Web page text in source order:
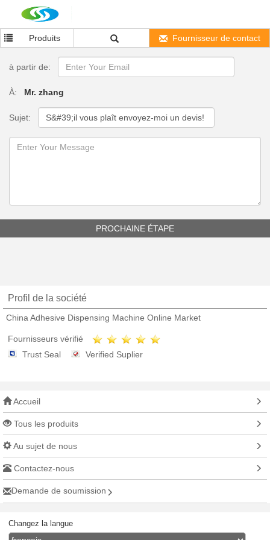
Produits Fournisseur de contact
à partir de:
À: Mr. zhang
Sujet:
PROCHAINE ÉTAPE
Profil de la société
China Adhesive Dispensing Machine Online Market
Fournisseurs vérifié
Trust Seal
Verified Suplier
Accueil
Tous les produits
Au sujet de nous
Contactez-nous
Demande de soumission
Changez la langue